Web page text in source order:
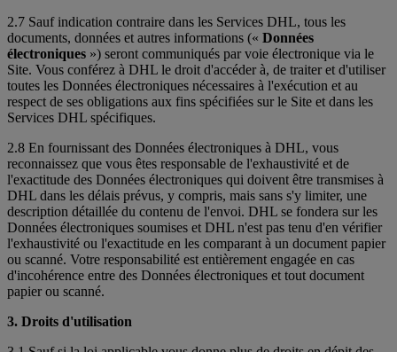
2.7 Sauf indication contraire dans les Services DHL, tous les
documents, données et autres informations (« Données
électroniques ») seront communiqués par voie électronique via le
Site. Vous conférez à DHL le droit d'accéder à, de traiter et d'utiliser
toutes les Données électroniques nécessaires à l'exécution et au
respect de ses obligations aux fins spécifiées sur le Site et dans les
Services DHL spécifiques.
2.8 En fournissant des Données électroniques à DHL, vous
reconnaissez que vous êtes responsable de l'exhaustivité et de
l'exactitude des Données électroniques qui doivent être transmises à
DHL dans les délais prévus, y compris, mais sans s'y limiter, une
description détaillée du contenu de l'envoi. DHL se fondera sur les
Données électroniques soumises et DHL n'est pas tenu d'en vérifier
l'exhaustivité ou l'exactitude en les comparant à un document papier
ou scanné. Votre responsabilité est entièrement engagée en cas
d'incohérence entre des Données électroniques et tout document
papier ou scanné.
3. Droits d'utilisation